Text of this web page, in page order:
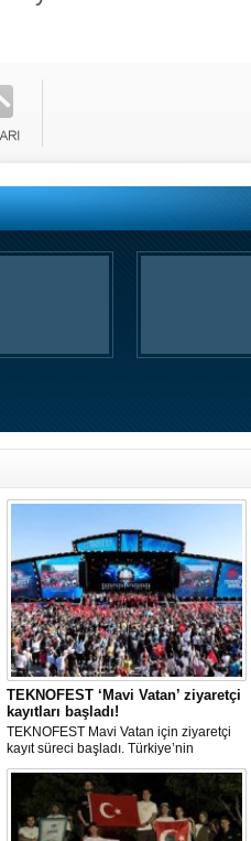
TEKNOFEST ‘Mavi Vatan’ ziyaretçi
kayıtları başladı!
TEKNOFEST Mavi Vatan için ziyaretçi
kayıt süreci başladı. Türkiye’nin
denizcilik ve savunma teknolojilerine
odaklanan etkinliği, 20-23 Ağustos
tarihleri arasında Gölcük Tersanesi
Komutanlığı’nda gerçekleştirilecek.